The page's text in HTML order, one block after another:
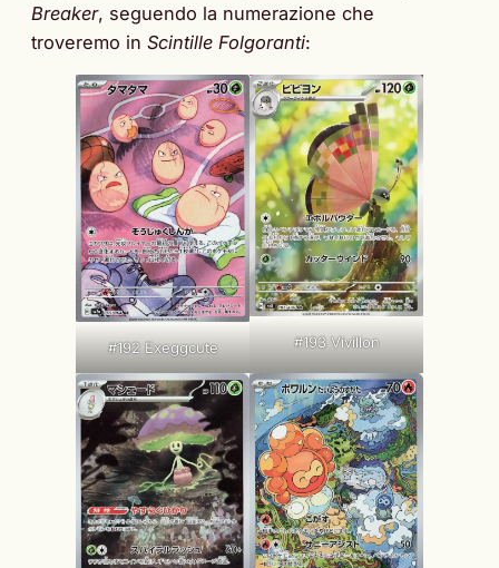
Breaker, seguendo la numerazione che
troveremo in Scintille Folgoranti:
#192 Exeggcute #193 Vivillon